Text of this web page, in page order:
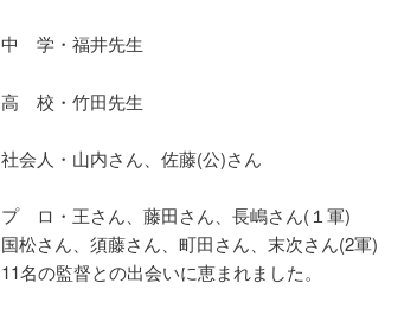
中 学・福井先生
高 校・竹田先生
社会人・山内さん、佐藤(公)さん
プ ロ・王さん、藤田さん、長嶋さん(１軍)
国松さん、須藤さん、町田さん、末次さん(2軍)
11名の監督との出会いに恵まれました。